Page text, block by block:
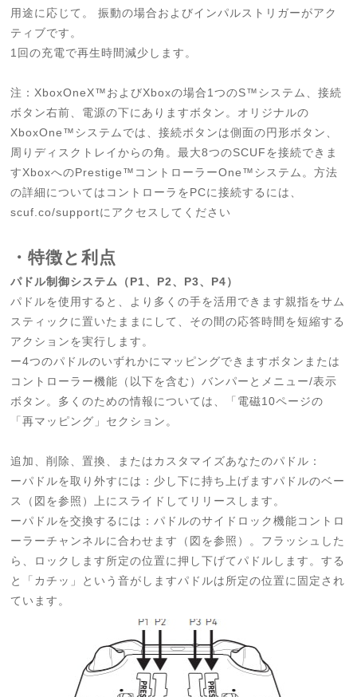
用途に応じて。 振動の場合およびインパルストリガーがアク
ティブです。
1回の充電で再生時間減少します。
注：XboxOneX™およびXboxの場合1つのS™システム、接続
ボタン右前、電源の下にありますボタン。オリジナルの
XboxOne™システムでは、接続ボタンは側面の円形ボタン、
周りディスクトレイからの角。最大8つのSCUFを接続できま
すXboxへのPrestige™コントローラーOne™システム。方法
の詳細についてはコントローラをPCに接続するには、
scuf.co/supportにアクセスしてください
・特徴と利点
パドル制御システム（P1、P2、P3、P4）
パドルを使用すると、より多くの手を活用できます親指をサム
スティックに置いたままにして、その間の応答時間を短縮する
アクションを実行します。
ー4つのパドルのいずれかにマッピングできますボタンまたは
コントローラー機能（以下を含む）バンパーとメニュー/表示
ボタン。多くのための情報については、「電磁10ページの
「再マッピング」セクション。
追加、削除、置換、またはカスタマイズあなたのパドル：
ーパドルを取り外すには：少し下に持ち上げますパドルのベー
ス（図を参照）上にスライドしてリリースします。
ーパドルを交換するには：パドルのサイドロック機能コントロ
ーラーチャンネルに合わせます（図を参照）。フラッシュした
ら、ロックします所定の位置に押し下げてパドルします。する
と「カチッ」という音がしますパドルは所定の位置に固定され
ています。